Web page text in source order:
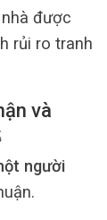
được
rủi ro tranh
và
người